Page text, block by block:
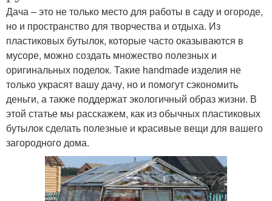
Дача – это не только место для работы в саду и огороде,
но и пространство для творчества и отдыха. Из
пластиковых бутылок, которые часто оказываются в
мусоре, можно создать множество полезных и
оригинальных поделок. Такие handmade изделия не
только украсят вашу дачу, но и помогут сэкономить
деньги, а также поддержат экологичный образ жизни. В
этой статье мы расскажем, как из обычных пластиковых
бутылок сделать полезные и красивые вещи для вашего
загородного дома.